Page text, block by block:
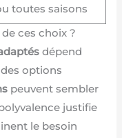
toutes saisons
ces choix ?
dépend
options
peuvent sembler
justifie
le besoin